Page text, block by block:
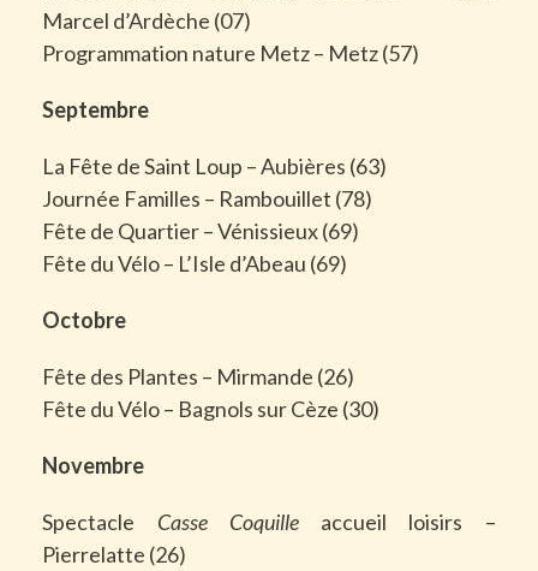
Marcel d’Ardèche (07)
Programmation nature Metz – Metz (57)
Septembre
La Fête de Saint Loup – Aubières (63)
Journée Familles – Rambouillet (78)
Fête de Quartier – Vénissieux (69)
Fête du Vélo – L’Isle d’Abeau (69)
Octobre
Fête des Plantes – Mirmande (26)
Fête du Vélo – Bagnols sur Cèze (30)
Novembre
Spectacle Casse Coquilleaccueil loisirs –
Pierrelatte (26)